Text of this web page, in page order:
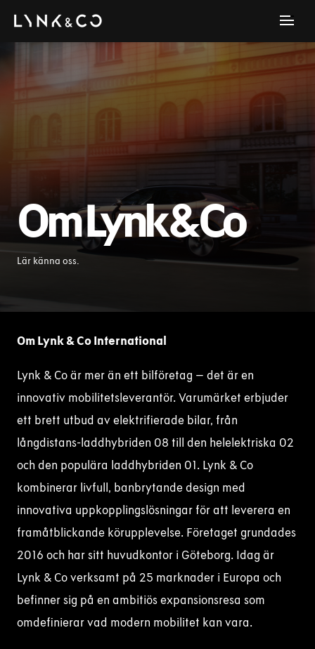
Om Lynk & Co
Lär känna oss.
Om Lynk & Co International
Lynk & Co är mer än ett bilföretag – det är en
innovativ mobilitetsleverantör. Varumärket erbjuder
ett brett utbud av elektrifierade bilar, från
långdistans-laddhybriden 08 till den helelektriska 02
och den populära laddhybriden 01. Lynk & Co
kombinerar livfull, banbrytande design med
innovativa uppkopplingslösningar för att leverera en
framåtblickande körupplevelse. Företaget grundades
2016 och har sitt huvudkontor i Göteborg. Idag är
Lynk & Co verksamt på 25 marknader i Europa och
befinner sig på en ambitiös expansionsresa som
omdefinierar vad modern mobilitet kan vara.